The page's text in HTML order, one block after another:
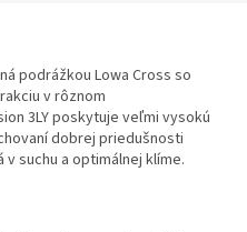
podrážkou Lowa Cross so
v rôznom
3LY poskytuje veľmi vysokú
dobrej priedušnosti
v suchu a optimálnej klíme.